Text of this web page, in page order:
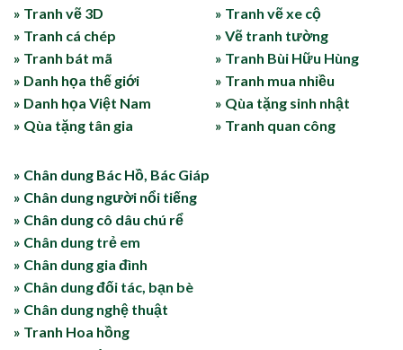
» Tranh vẽ 3D
» Tranh cá chép
» Tranh bát mã
» Danh họa thế giới
» Danh họa Việt Nam
» Qùa tặng tân gia
» Tranh vẽ xe cộ
» Vẽ tranh tường
» Tranh Bùi Hữu Hùng
» Tranh mua nhiều
» Qùa tặng sinh nhật
» Tranh quan công
» Chân dung Bác Hồ, Bác Giáp
» Chân dung người nổi tiếng
» Chân dung cô dâu chú rể
» Chân dung trẻ em
» Chân dung gia đình
» Chân dung đối tác, bạn bè
» Chân dung nghệ thuật
» Tranh Hoa hồng